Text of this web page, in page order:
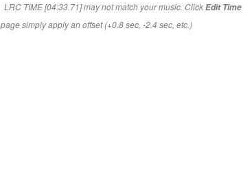
LRC TIME [04:33.71] may not match your music. ClickEdit Time
page simply apply an offset (+0.8 sec, -2.4 sec, etc.)